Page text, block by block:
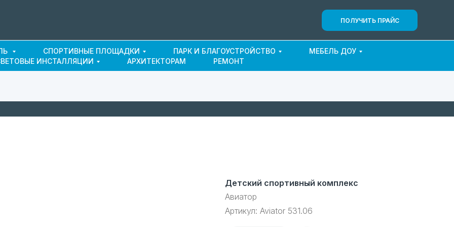
ПОЛУЧИТЬ ПРАЙС
СПОРТИВНЫЕ ПЛОЩАДКИ ПАРК И БЛАГОУСТРОЙСТВО
МЕБЕЛЬ ДОУ
ИНСТАЛЛЯЦИИ
АРХИТЕКТОРАМ РЕМОНТ
Детский спортивный комплекс
Авиатор
Артикул: Aviator 531.06